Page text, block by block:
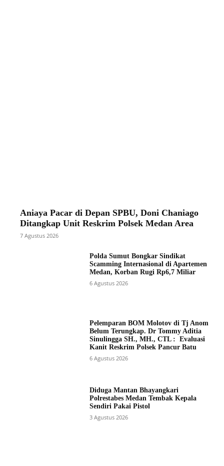
Aniaya Pacar di Depan SPBU, Doni Chaniago
Ditangkap Unit Reskrim Polsek Medan Area
7 Agustus 2026
Polda Sumut Bongkar Sindikat
Scamming Internasional di Apartemen
Medan, Korban Rugi Rp6,7 Miliar
6 Agustus 2026
Pelemparan BOM Molotov di Tj Anom
Belum Terungkap. Dr Tommy Aditia
Sinulingga SH., MH., CTL : Evaluasi
Kanit Reskrim Polsek Pancur Batu
6 Agustus 2026
Diduga Mantan Bhayangkari
Polrestabes Medan Tembak Kepala
Sendiri Pakai Pistol
3 Agustus 2026